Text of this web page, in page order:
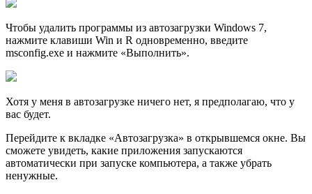
Чтобы удалить программы из автозагрузки Windows 7,
нажмите клавиши Win и R одновременно, введите
msconfig.exe и нажмите «Выполнить».
Хотя у меня в автозагрузке ничего нет, я предполагаю, что у
вас будет.
Перейдите к вкладке «Автозагрузка» в открывшемся окне. Вы
сможете увидеть, какие приложения запускаются
автоматически при запуске компьютера, а также убрать
ненужные.